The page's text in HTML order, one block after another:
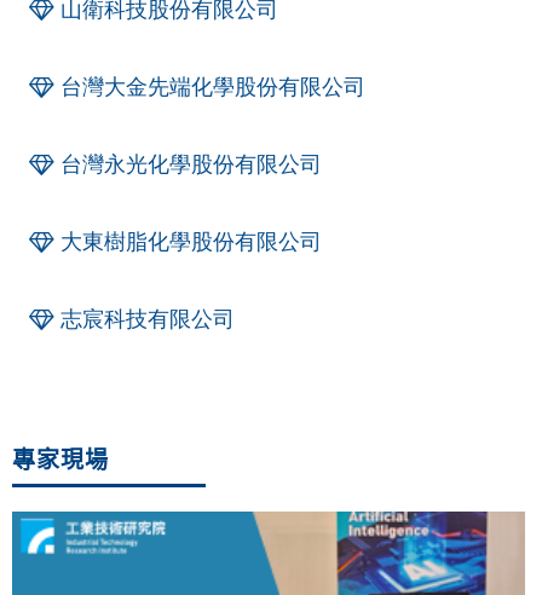
山衛科技股份有限公司
台灣大金先端化學股份有限公司
台灣永光化學股份有限公司
大東樹脂化學股份有限公司
志宸科技有限公司
專家現場